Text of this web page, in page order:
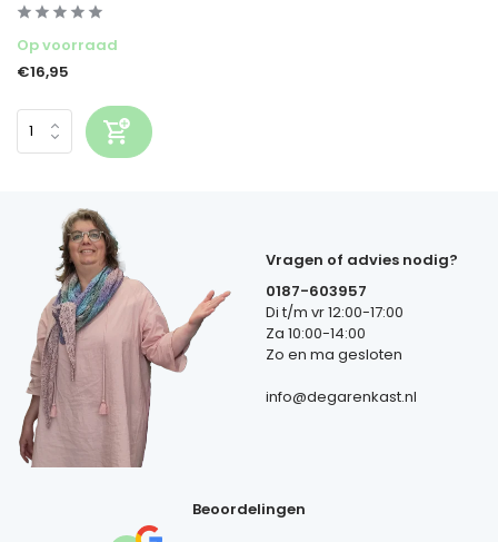
Op voorraad
€16,95
Vragen of advies nodig?
0187-603957
Di t/m vr 12:00-17:00
Za 10:00-14:00
Zo en ma gesloten
info@degarenkast.nl
Beoordelingen